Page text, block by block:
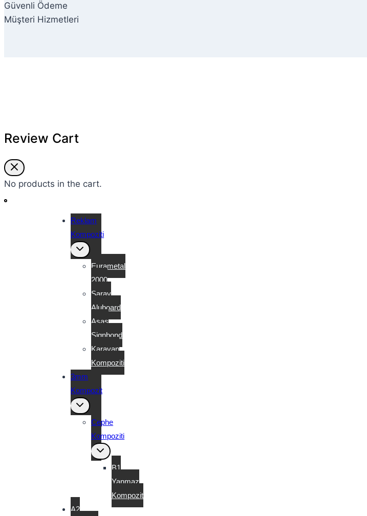
Güvenli Ödeme
Müşteri Hizmetleri
Review Cart
No products in the cart.
Reklam
Kompoziti
Toggle
child
menu
Eurametal
2000
Saray
Aluboard
Asaş
Signbond
Karavan
Kompoziti
3mm
Kompozit
Toggle
child
menu
Cephe
Kompoziti
Toggle
child
menu
B1
Yanmaz
Kompozit
A2